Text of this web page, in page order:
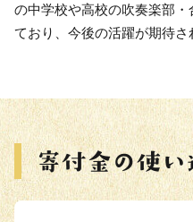
の中学校や高校の吹奏楽部
ており、今後の活躍が期待さ